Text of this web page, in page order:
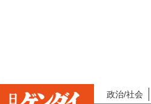
政治/社会